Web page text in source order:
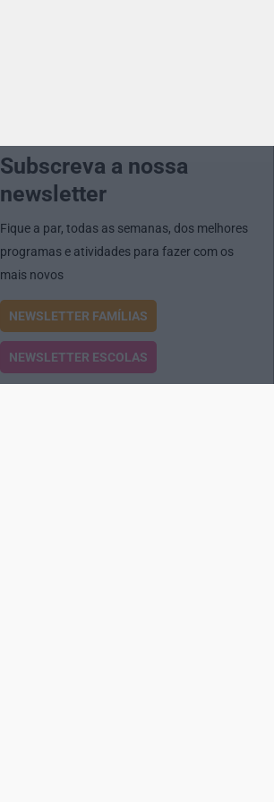
Subscreva a nossa
newsletter
Fique a par, todas as semanas, dos melhores
programas e atividades para fazer com os
mais novos
NEWSLETTER FAMÍLIAS
NEWSLETTER ESCOLAS